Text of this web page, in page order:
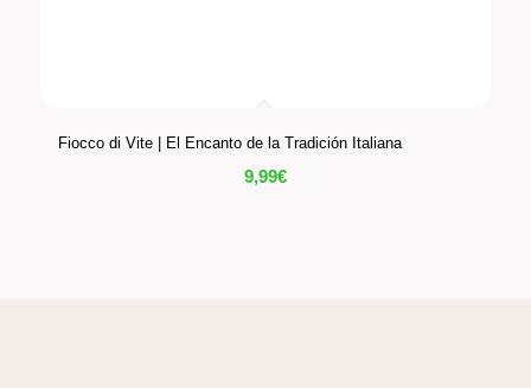
Fiocco di Vite | El Encanto de la Tradición Italiana
9,99€